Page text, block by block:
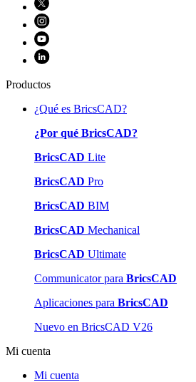
Productos
¿Qué es BricsCAD?
¿Por qué BricsCAD?
BricsCAD Lite
BricsCAD Pro
BricsCAD BIM
BricsCAD Mechanical
BricsCAD Ultimate
Communicator para BricsCAD
Aplicaciones para BricsCAD
Nuevo en BricsCAD V26
Mi cuenta
Mi cuenta